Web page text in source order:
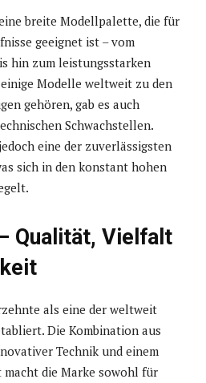
breite Modellpalette, die für
geeignet ist – vom
hin zum leistungsstarken
Modelle weltweit zu den
gehören, gab es auch
Schwachstellen.
eine der zuverlässigsten
sich in den konstant hohen
Qualität, Vielfalt
als eine der weltweit
Die Kombination aus
Technik und einem
die Marke sowohl für